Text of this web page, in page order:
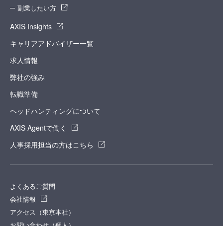
副業したい方
AXIS Insights
キャリアアドバイザー一覧
求人情報
弊社の強み
転職準備
ヘッドハンティングについて
AXIS Agentで働く
人事採用担当の方はこちら
よくあるご質問
会社情報
アクセス（東京本社）